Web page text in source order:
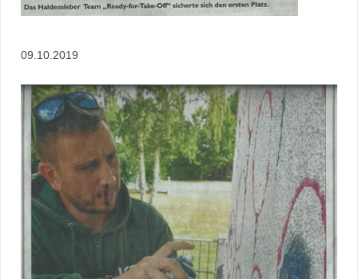
09.10.2019